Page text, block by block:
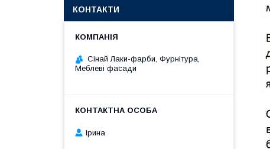
КОНТАКТИ
Сінай Лаки-фарби, Фурнітура,
Меблеві фасади
Ірина